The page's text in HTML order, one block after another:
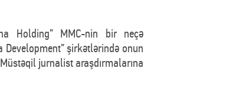
Holding” MMC-nin bir neçə
Development” şirkətlərində onun
jurnalist araşdırmalarına